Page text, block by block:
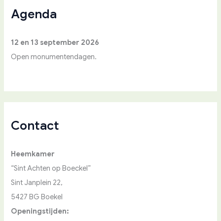
a
rAgenda
12 en 13 september 2026
Open monumentendagen.
Contact
Heemkamer
“Sint Achten op Boeckel”
Sint Janplein 22,
5427 BG Boekel
Openingstijden: